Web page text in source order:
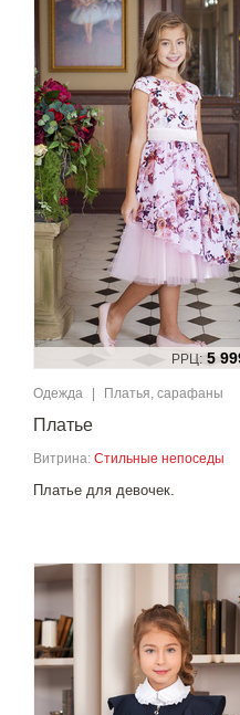
РРЦ: 5
Одежда Платья, сарафаны
Платье
Витрина: Стильные непоседы
Платье для девочек.